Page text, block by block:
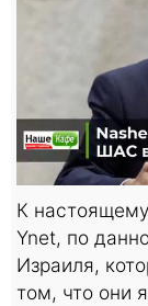
К
Ynet, по
Израиля,
том, что они